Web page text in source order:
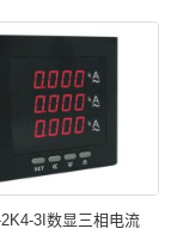
3I数显三相电流